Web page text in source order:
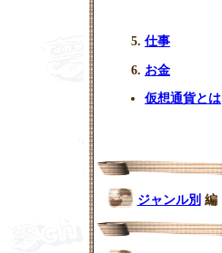
仕事
お金
仮想通貨とは
ジャンル別 編